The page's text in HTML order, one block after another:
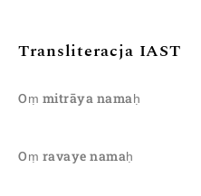
Transliteracja IAST
Oṃ mitrāya namaḥ
Oṃ ravaye namaḥ